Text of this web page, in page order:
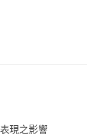
現之影響